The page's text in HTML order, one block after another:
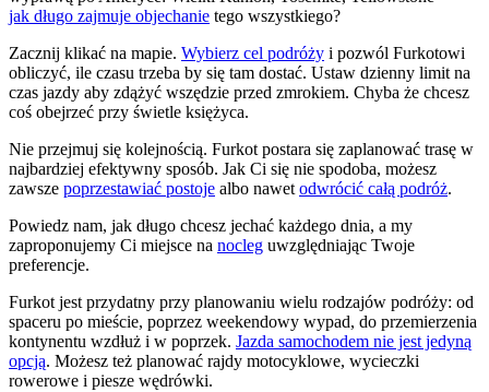
jak długo zajmuje objechanie tego wszystkiego?
Zacznij klikać na mapie. Wybierz cel podróży i pozwól Furkotowi
obliczyć, ile czasu trzeba by się tam dostać. Ustaw dzienny limit na
czas jazdy aby zdążyć wszędzie przed zmrokiem. Chyba że chcesz
coś obejrzeć przy świetle księżyca.
Nie przejmuj się kolejnością. Furkot postara się zaplanować trasę w
najbardziej efektywny sposób. Jak Ci się nie spodoba, możesz
zawsze poprzestawiać postoje albo nawet odwrócić całą podróż.
Powiedz nam, jak długo chcesz jechać każdego dnia, a my
zaproponujemy Ci miejsce na nocleg uwzględniając Twoje
preferencje.
Furkot jest przydatny przy planowaniu wielu rodzajów podróży: od
spaceru po mieście, poprzez weekendowy wypad, do przemierzenia
kontynentu wzdłuż i w poprzek. Jazda samochodem nie jest jedyną
opcją. Możesz też planować rajdy motocyklowe, wycieczki
rowerowe i piesze wędrówki.